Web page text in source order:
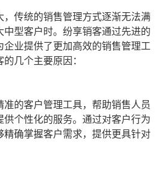
，传统的销售管理方式逐渐无法满
型客户时。纷享销客通过先进的
业提供了更加高效的销售管理工
几个主要原因：
的客户管理工具，帮助销售人员
个性化的服务。通过对客户行为
精确掌握客户需求，提供更具针对